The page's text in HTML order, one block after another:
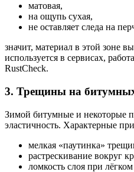
матовая,
на ощупь сухая,
не оставляет следа на
значит, материал в этой зоне
используется в сервисах,
RustCheck.
3. Трещины на
Зимой битумные и некоторые
эластичность. Характерные
мелкая «паутинка»
растрескивание вокруг
ломкость слоя при